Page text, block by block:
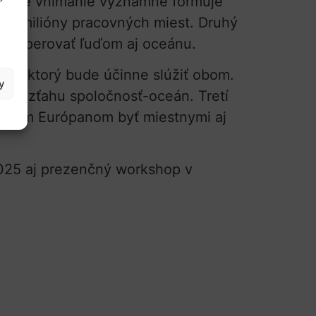
milióny pracovných miest. Druhý
ľuďom aj oceánu.
ktorý bude účinne slúžiť obom.
vzťahu spoločnosť-oceán. Tretí
Európanom byť miestnymi aj
aj prezenčný workshop v